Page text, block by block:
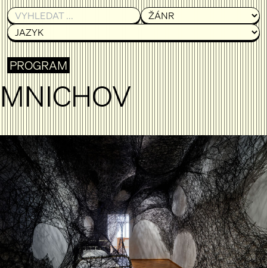
PROGRAM
MNICHOV